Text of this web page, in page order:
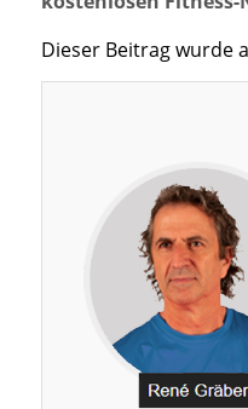
Dieser Beitrag wurde